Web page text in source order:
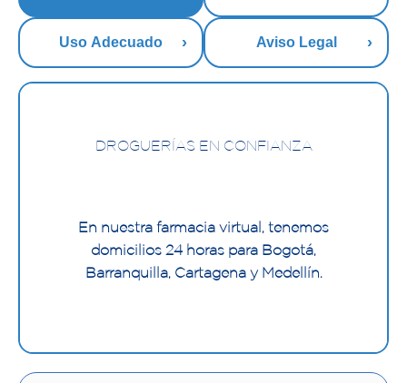
Uso Adecuado Aviso Legal
DROGUERÍAS EN CONFIANZA
En nuestra farmacia virtual, tenemos
domicilios 24 horas para Bogotá,
Barranquilla, Cartagena y Medellín.